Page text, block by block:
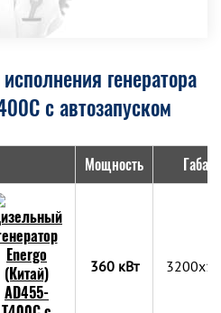
генератора
с автозапуском
Мощность
360 кВт